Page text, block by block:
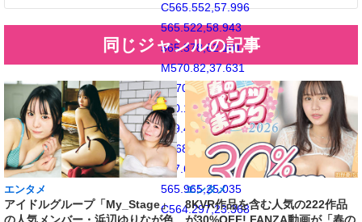
C565.552,57.996
565.522,58.943
565.378,62.101
M570.82,37.631
C570.674,34.438
570.167,32.258
569.425,30.349
C568.659,28.377
567.633,26.702
565.965,25.035
C564.297,23.368
同じジャンルの記事
エンタメ
アイドルグループ「My_Stage」
エンタメ
8KVR作品を含む人気の222作品